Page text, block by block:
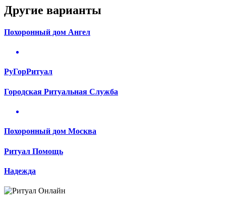
Другие варианты
Похоронный дом Ангел
РуГорРитуал
Городская Ритуальная Служба
Похоронный дом Москва
Ритуал Помощь
Надежда